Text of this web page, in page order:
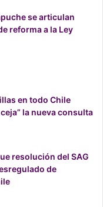
el reciclaje de la
al ambiente
de vidrio al
parte de su
el
elaboración del gin,
perderían
de gin producido.
se articulan
reforma a la Ley
en todo Chile
la nueva consulta
resolución del SAG
de